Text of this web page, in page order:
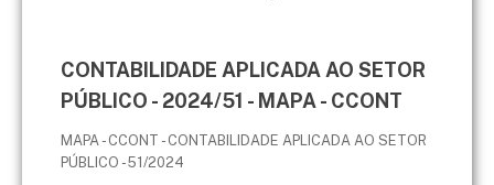
CONTABILIDADE APLICADA AO SETOR
PÚBLICO - 2024/51 - MAPA - CCONT
MAPA - CCONT - CONTABILIDADE APLICADA AO SETOR
PÚBLICO - 51/2024